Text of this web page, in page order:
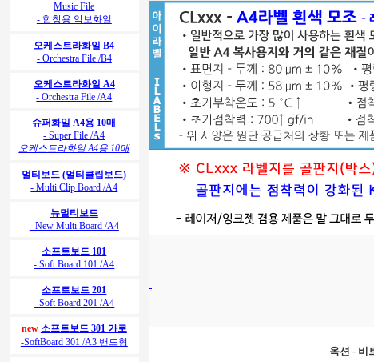
Music File
- 합창용 악보화일
오케스트라화일 B4
- Orchestra File /B4
오케스트라화일 A4
- Orchestra File /A4
슈퍼화일 A4용 10매
- Super File /A4
오케스트라화일 A4용 10매
멀티보드 (멀티클립보드)
- Multi Clip Board /A4
뉴멀티보드
- New Multi Board /A4
소프트보드 101
- Soft Board 101 /A4
소프트보드 201
- Soft Board 201 /A4
new 소프트보드 301 가로
-SoftBoard 301 /A3 밴드형
옥션 - 비